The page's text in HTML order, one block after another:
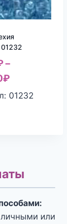
–
₽
01232
или